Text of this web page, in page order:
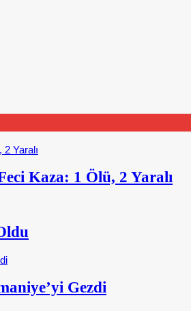
Kaza: 1 Ölü, 2 Yaralı
Gezdi